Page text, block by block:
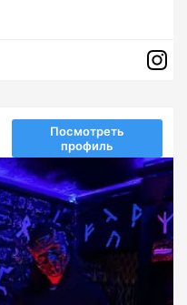
Посмотреть
профиль